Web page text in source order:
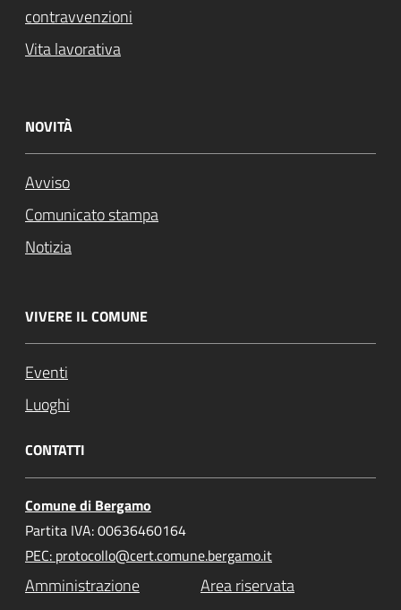
contravvenzioni
Vita lavorativa
NOVITÀ
Avviso
Comunicato stampa
Notizia
VIVERE IL COMUNE
Eventi
Luoghi
CONTATTI
Comune di Bergamo
Partita IVA: 00636460164
PEC: protocollo@cert.comune.bergamo.it
Amministrazione
Area riservata